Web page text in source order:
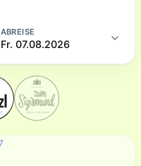
ABREISE
Fr. 07.08.2026